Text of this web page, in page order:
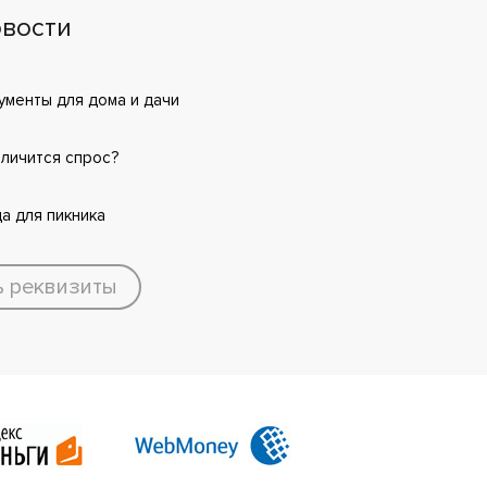
для дома и дачи
спрос?
для пикника
реквизиты